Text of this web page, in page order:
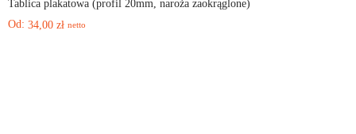
Tablica plakatowa (profil 20mm, naroża zaokrąglone)
Od: 34,00 zł netto